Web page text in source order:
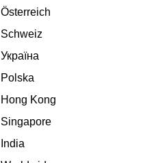
Österreich
Schweiz
Україна
Polska
Hong Kong
Singapore
India